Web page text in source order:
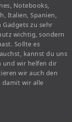
Notebooks,
Italien, Spanien,
zu sehr
wichtig, sondern
Sollte es
kannst du uns
und wir helfen dir
wir auch den
damit wir alle